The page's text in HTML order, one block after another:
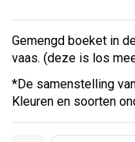
Gemengd boeket in
vaas. (deze is los
*De samenstelling
Kleuren en soorten